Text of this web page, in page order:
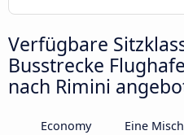
Verfügbare
Busstrecke
nach Rimini
Economy
Eine